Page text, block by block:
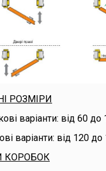
РОЗМІРИ
варіанти: від 60
варіанти: від 120
КОРОБОК